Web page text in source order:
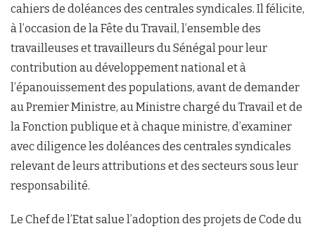
cahiers de doléances des centrales syndicales. Il félicite,
à l’occasion de la Fête du Travail, l’ensemble des
travailleuses et travailleurs du Sénégal pour leur
contribution au développement national et à
l’épanouissement des populations, avant de demander
au Premier Ministre, au Ministre chargé du Travail et de
la Fonction publique et à chaque ministre, d’examiner
avec diligence les doléances des centrales syndicales
relevant de leurs attributions et des secteurs sous leur
responsabilité.
Le Chef de l’Etat salue l’adoption des projets de Code du